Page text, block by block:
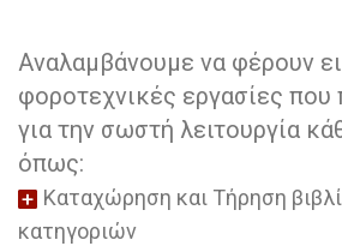
Αναλαμβάνουμε να φέρουν
φοροτεχνικές εργασίες που
για την σωστή λειτουργία
όπως:
Καταχώρηση και Τήρηση
κατηγοριών